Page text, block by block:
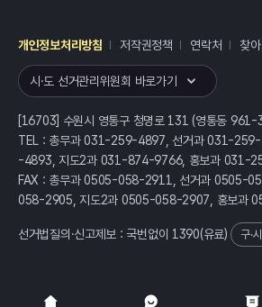
개인정보처리방침 저작권정책 연락처 찾
시·도 선거관리위원회 바로가기
[16703] 수원시 영통구 청명로 131 (영통동 961-
TEL : 총무과 031-259-4897, 선거과 031-
-4893, 지도2과 031-874-9766, 홍보과 031-
FAX : 총무과 0505-058-2911, 선거과 0505-
058-2905, 지도2과 0505-058-2907, 홍보과
선거법질의·신고제보 : 국번없이 1390(유료) 구·